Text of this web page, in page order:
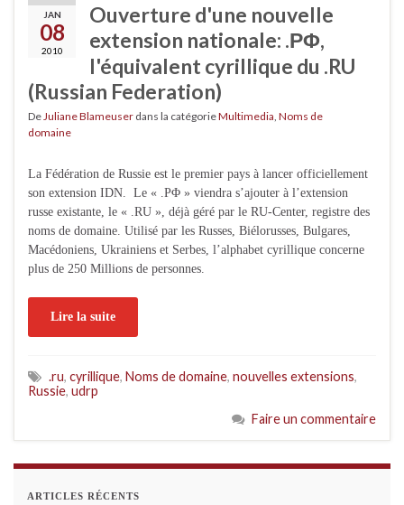
JAN
08
2010
Ouverture d'une nouvelle
extension nationale: .ΡΦ,
l'équivalent cyrillique du .RU
(Russian Federation)
De Juliane Blameuser dans la catégorieMultimedia Noms de
domaine
La Fédération de Russie est le premier pays à lancer officiellement
son extension IDN. Le « .ΡΦ » viendra s’ajouter à l’extension
russe existante, le « .RU », déjà géré par le RU-Center, registre des
noms de domaine. Utilisé par les Russes, Biélorusses, Bulgares,
Macédoniens, Ukrainiens et Serbes, l’alphabet cyrillique concerne
plus de 250 Millions de personnes.
Lire la suite
.ru, cyrillique, Noms de domaine, nouvelles extensions,
Russie, udrp
Faire un commentaire
ARTICLES RÉCENTS